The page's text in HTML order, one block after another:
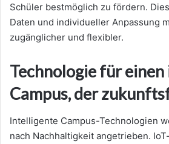
Schüler bestmöglich zu fördern.
Daten und individueller Anpassung
zugänglicher und flexibler.
Technologie für
Campus, der
Intelligente Campus-Technologien
nach Nachhaltigkeit angetrieben.